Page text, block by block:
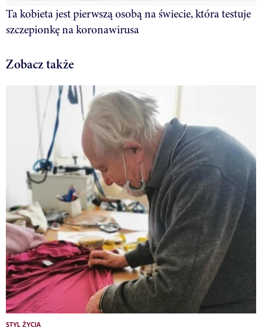
Ta kobieta jest pierwszą osobą na świecie, która testuje
szczepionkę na koronawirusa
Zobacz także
STYL ŻYCIA